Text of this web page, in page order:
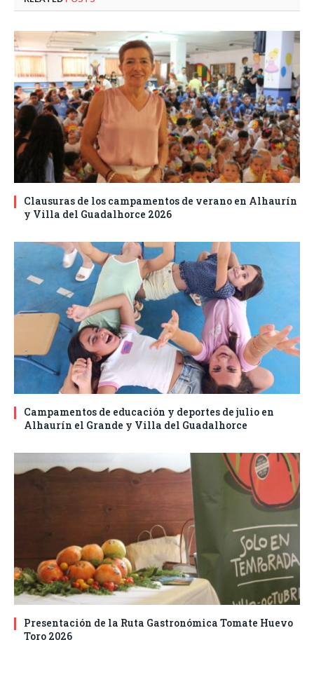
Clausuras de los campamentos de verano en Alhaurín
y Villa del Guadalhorce 2026
Campamentos de educación y deportes de julio en
Alhaurín el Grande y Villa del Guadalhorce
Presentación de la Ruta Gastronómica Tomate Huevo
Toro 2026